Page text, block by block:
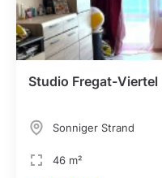
Studio Fregat-Viertel
Sonniger Strand
46 m²